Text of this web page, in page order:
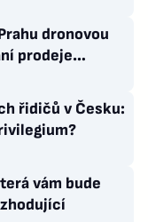
dronovou
prodeje
řidičů v Česku:
vám bude